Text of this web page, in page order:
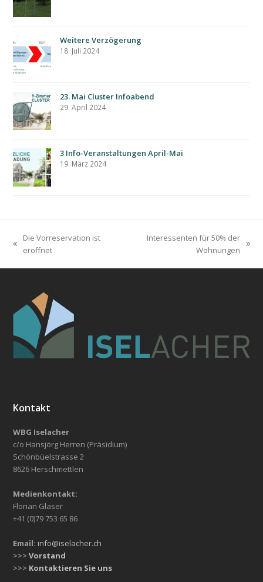
Weitere Verzögerung
18. Juli 2024
23. Mai Cluster Infoabend
29. April 2024
3 Info-Veranstaltungen April-Mai
19. März 2024
previous
Die Vorreservation ist
eröffnet
Interessenten für 50% der
Wohnungen
Kontakt
WBG Iselacher
c/o Hansjörg Herren (Präsidium)
Schönbüelstrasse 2
8626 Herschmettlen
Medienkontakt:
Florian Glaser
+41 (0)79 753 65 86
Email: info@iselacher.ch
>>>Vorstand
>>> Kontaktieren Sie uns